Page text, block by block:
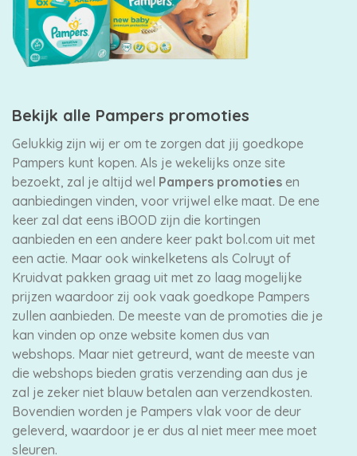
Bekijk alle Pampers promoties
Gelukkig zijn wij er om te zorgen dat jij goedkope
Pampers kunt kopen. Als je wekelijks onze site
bezoekt, zal je altijd wel Pampers promoties en
aanbiedingen vinden, voor vrijwel elke maat. De ene
keer zal dat eens iBOOD zijn die kortingen
aanbieden en een andere keer pakt bol.com uit met
een actie. Maar ook winkelketens als Colruyt of
Kruidvat pakken graag uit met zo laag mogelijke
prijzen waardoor zij ook vaak goedkope Pampers
zullen aanbieden. De meeste van de promoties die je
kan vinden op onze website komen dus van
webshops. Maar niet getreurd, want de meeste van
die webshops bieden gratis verzending aan dus je
zal je zeker niet blauw betalen aan verzendkosten.
Bovendien worden je Pampers vlak voor de deur
geleverd, waardoor je er dus al niet meer mee moet
sleuren.